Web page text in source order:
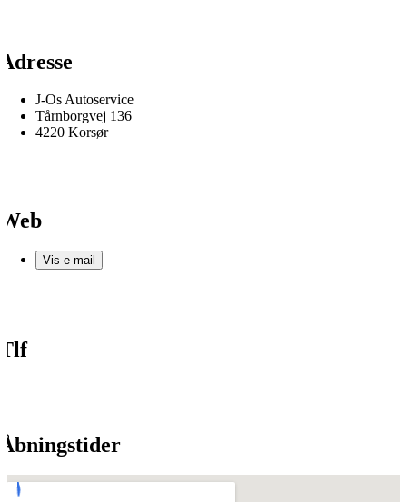
J-Os Autoservice
Tårnborgvej 136
4220 Korsør
Vis e-mail